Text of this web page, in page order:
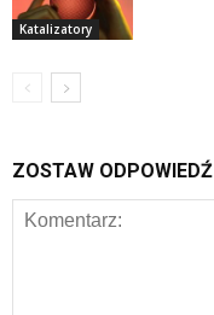
Katalizatory
ZOSTAW ODPOWIEDŹ